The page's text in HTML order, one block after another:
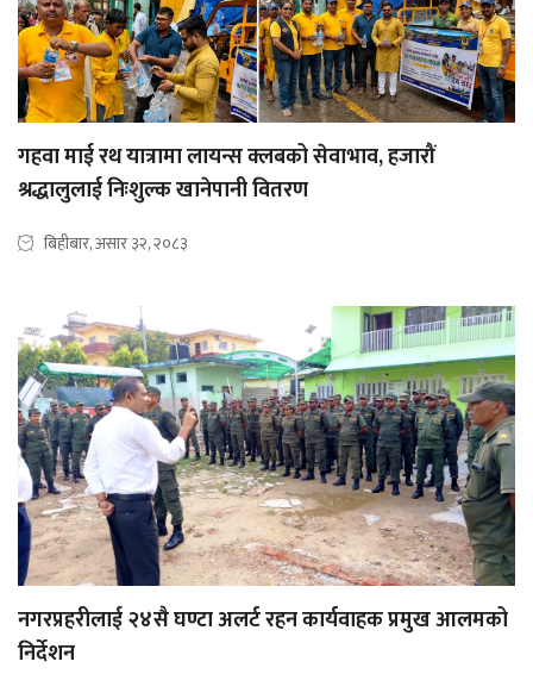
गहवा माई रथ यात्रामा लायन्स क्लबको सेवाभाव, हजारौं
श्रद्धालुलाई निःशुल्क खानेपानी वितरण
बिहीबार, असार ३२, २०८३
नगरप्रहरीलाई २४सै घण्टा अलर्ट रहन कार्यवाहक प्रमुख आलमको
निर्देशन